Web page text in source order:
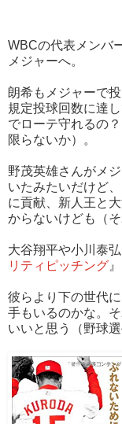
WBCの代表メンバ
メジャーへ。
朗希もメジャーで
規定投球回数に達
でローテ守れるの
限らないか）。
野茂英雄さんがメ
いたみたいだけど
に貢献、新人王と
からないけども（
大谷翔平や小川泰
リティピッチング
彼らより下の世代
手もいるのかな。
いいと思う（野球